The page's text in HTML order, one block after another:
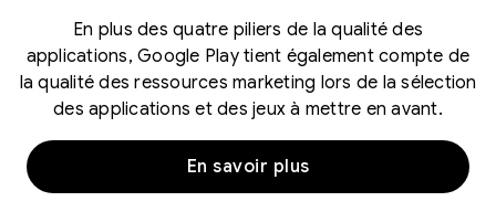
En plus des quatre piliers de la qualité des
applications, Google Play tient également compte de
la qualité des ressources marketing lors de la sélection
des applications et des jeux à mettre en avant.
En savoir plus